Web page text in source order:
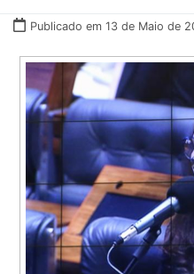
Publicado em 13 de Maio de